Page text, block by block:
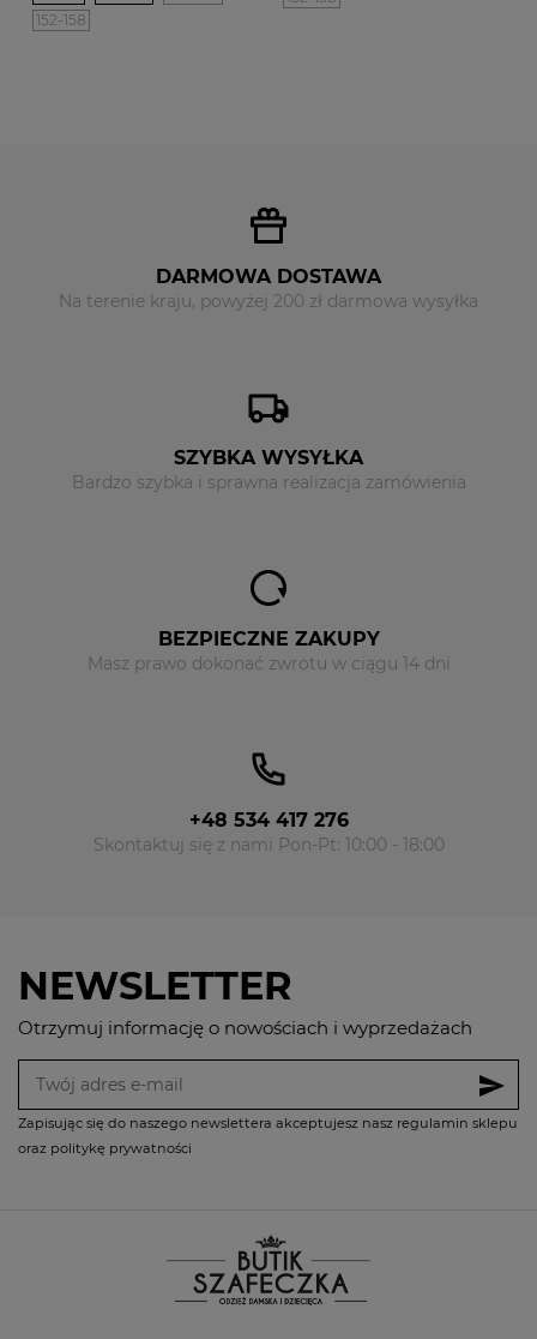
152-158
DARMOWA DOSTAWA
Na terenie kraju, powyżej 200 zł darmowa wysyłka
SZYBKA WYSYŁKA
Bardzo szybka i sprawna realizacja zamówienia
BEZPIECZNE ZAKUPY
Masz prawo dokonać zwrotu w ciągu 14 dni
+48 534 417 276
Skontaktuj się z nami Pon-Pt: 10:00 - 18:00
NEWSLETTER
Otrzymuj informację o nowościach i wyprzedażach
send
Zapisując się do naszego newslettera akceptujesz nasz regulamin sklepu
oraz politykę prywatności